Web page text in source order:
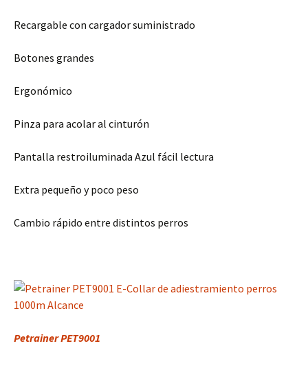
Recargable con cargador suministrado
Botones grandes
Ergonómico
Pinza para acolar al cinturón
Pantalla restroiluminada Azul fácil lectura
Extra pequeño y poco peso
Cambio rápido entre distintos perros
Petrainer PET9001